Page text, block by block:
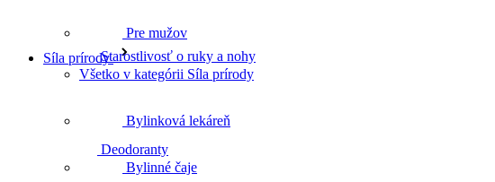
Deodoranty
Intímna hygiena
Pre mužov
Síla prírody
Všetko v kategórii Síla prírody
Bylinková lekáreň
Bylinné čaje